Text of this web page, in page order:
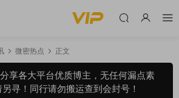
微密热点 正文
享各大平台优质博主，无任何漏点素
寻！同行请勿搬运查到会封号！